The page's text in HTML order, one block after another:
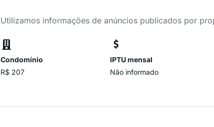
Utilizamos informações de anúncios publicados por
Condomínio
R$ 207
IPTU mensal
Não informado